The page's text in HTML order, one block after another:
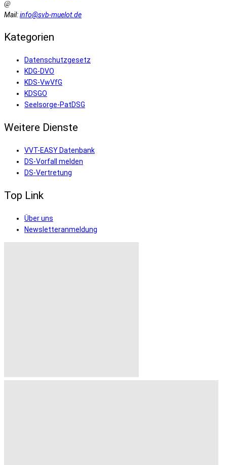
Mail:info@svb-muelot.de
Kategorien
Datenschutzgesetz
KDG-DVO
KDS-VwVfG
KDSGO
Seelsorge-PatDSG
Weitere Dienste
VVT-EASY Datenbank
DS-Vorfall melden
DS-Vertretung
Top Link
Über uns
Newsletteranmeldung